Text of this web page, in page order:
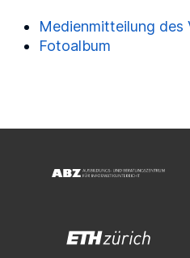
Medienmitteilung des
Fotoalbum